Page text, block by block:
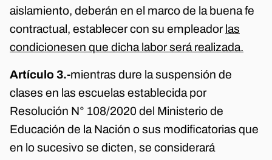
aislamiento, deberán en el marco de la buena fe
contractual, establecer con su empleador las
condicionesen que dicha labor será realizada.
Artículo 3.-mientras dure la suspensión de
clases en las escuelas establecida por
Resolución N° 108/2020 del Ministerio de
Educación de la Nación o sus modificatorias que
en lo sucesivo se dicten, se considerará